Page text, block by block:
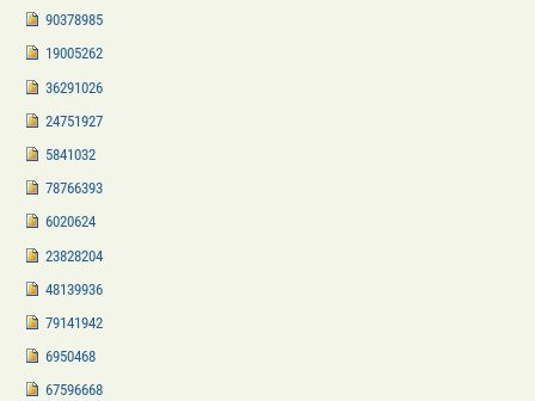
90378985
19005262
36291026
24751927
5841032
78766393
6020624
23828204
48139936
79141942
6950468
67596668